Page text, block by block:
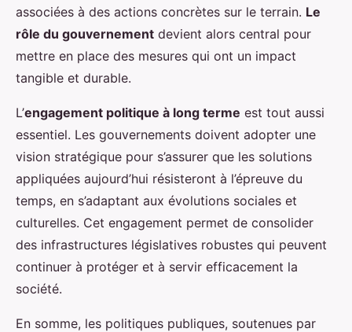
associées à des actions concrètes sur le terrain. Le
rôle du gouvernement devient alors central pour
mettre en place des mesures qui ont un impact
tangible et durable.
L’engagement politique à long terme est tout aussi
essentiel. Les gouvernements doivent adopter une
vision stratégique pour s’assurer que les solutions
appliquées aujourd’hui résisteront à l’épreuve du
temps, en s’adaptant aux évolutions sociales et
culturelles. Cet engagement permet de consolider
des infrastructures législatives robustes qui peuvent
continuer à protéger et à servir efficacement la
société.
En somme, les politiques publiques, soutenues par